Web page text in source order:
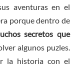
aventuras en el
porque dentro de
secretos que
algunos puzles.
la historia con el